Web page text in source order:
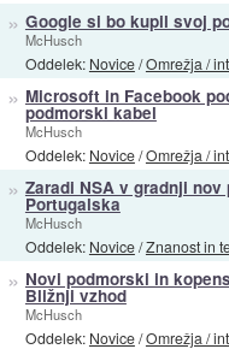
» Google si bo kupil svoj
McHusch
Oddelek: Novice/Omrežja /
» Microsoft in Facebook
podmorski kabel
McHusch
Oddelek: Novice/Omrežja /
» Zaradi NSA v gradnji
Portugalska
McHusch
Oddelek: Novice/Znanost in
» Novi podmorski in
Bližnji vzhod
McHusch
Oddelek: Novice/Omrežja /